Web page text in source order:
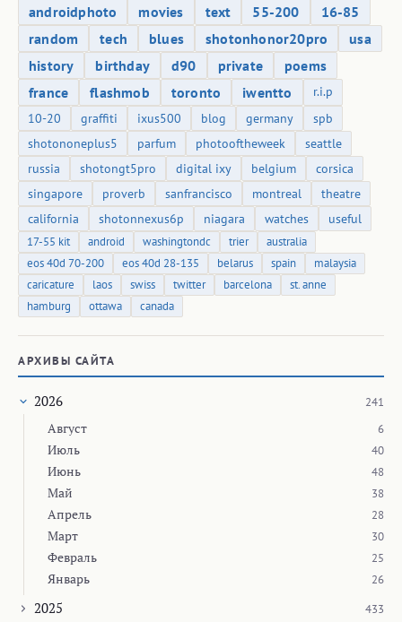
androidphoto
movies text 55-200
16-85
random
tech blues shotonhonor20pro
usa
history
birthday d90 private
poems
france
flashmob toronto iwentto
r.i.p
10-20
graffiti ixus500 blog germany
spb
shotononeplus5
parfum photooftheweek
seattle
russia
shotongt5pro digital ixy belgium
corsica
singapore
proverb sanfrancisco montreal
theatre
california
shotonnexus6p niagara watches useful
17-55 kit android washingtondc trier
australia
eos 40d 70-200
eos 40d 28-135 belarus spain
malaysia
caricature
laos swiss twitter barcelona
st. anne
hamburg
ottawa canada
АРХИВЫ САЙТА
2026 241
Август 6
Июль 40
Июнь 48
Май 38
Апрель 28
Март 30
Февраль 25
Январь 26
2025 433